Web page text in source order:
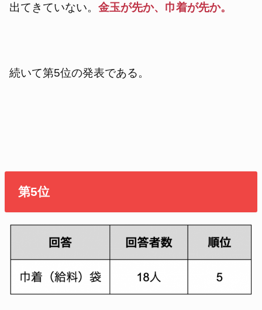
出てきていない。金玉が先か、巾着が先か。
続いて第5位の発表である。
第5位